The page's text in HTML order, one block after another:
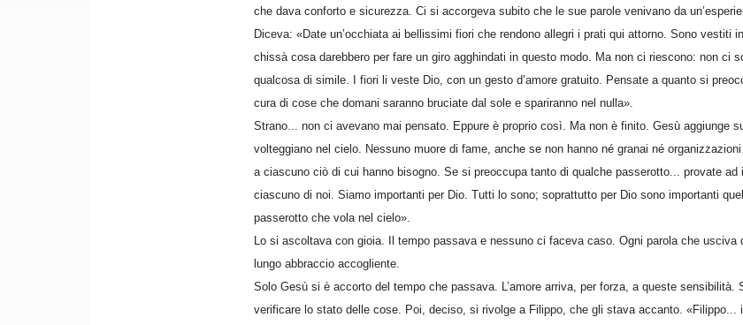
che dava conforto e sicurezza. Ci si accorgeva subito che le sue parole venivano da
Diceva: «Date un’occhiata ai bellissimi fiori che rendono allegri i prati qui attorno. Sono vestiti
chissà cosa darebbero per fare un giro agghindati in questo modo. Ma non ci riescono: non ci
qualcosa di simile. I fiori li veste Dio, con un gesto d’amore gratuito. Pensate a quanto si
cura di cose che domani saranno bruciate dal sole e spariranno nel nulla».
Strano... non ci avevano mai pensato. Eppure è proprio così. Ma non è finito. Gesù aggiunge
volteggiano nel cielo. Nessuno muore di fame, anche se non hanno né granai né
a ciascuno ciò di cui hanno bisogno. Se si preoccupa tanto di qualche passerotto... provate ad
ciascuno di noi. Siamo importanti per Dio. Tutti lo sono; soprattutto per Dio sono importanti
passerotto che vola nel cielo».
Lo si ascoltava con gioia. Il tempo passava e nessuno ci faceva caso. Ogni parola che usciva
lungo abbraccio accogliente.
Solo Gesù si è accorto del tempo che passava. L’amore arriva, per forza, a queste sensibilità.
verificare lo stato delle cose. Poi, deciso, si rivolge a Filippo, che gli stava accanto. «Filippo...